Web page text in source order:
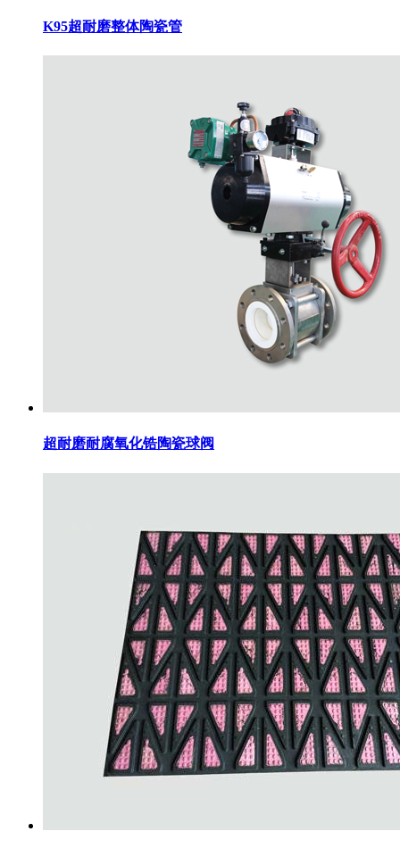
K95超耐磨整体陶瓷管
超耐磨耐腐氧化锆陶瓷球阀